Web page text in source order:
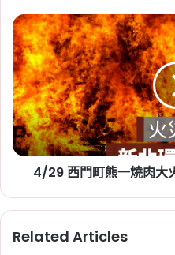
2026-07-20
新竹人注意！竹科
戶社宅，「金城安
2029 年完工
好
時
機
嗎？
優
缺
點
一
次
4/29
西
門
町
熊
一
燒
肉
大
惡
4/29 西門町熊一燒肉大
Related Articles